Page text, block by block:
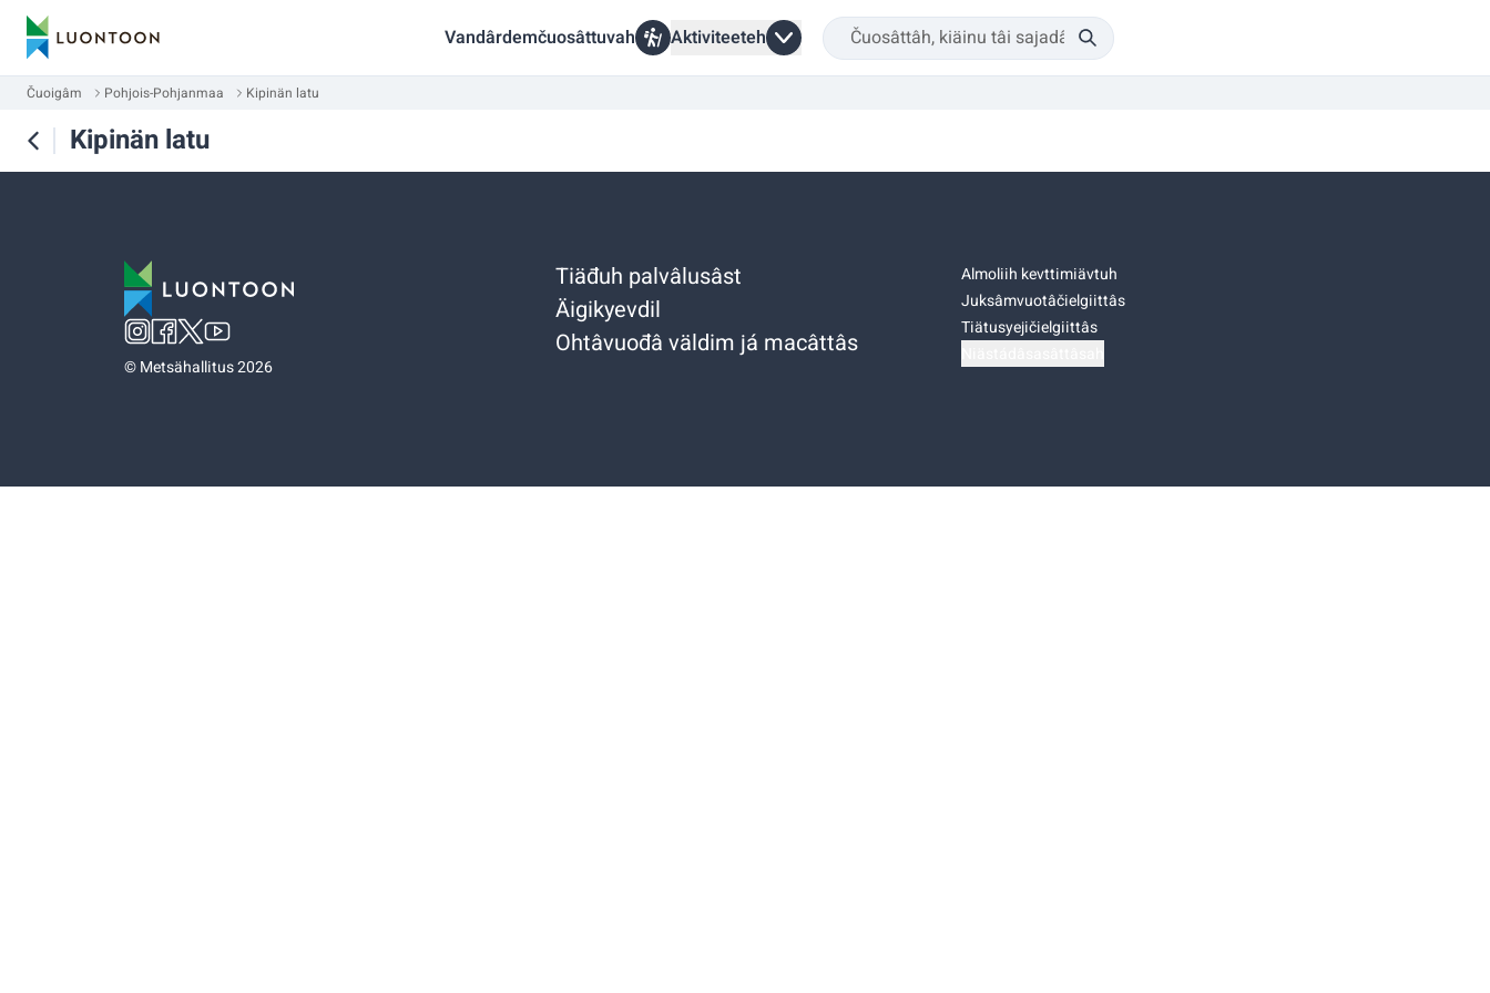
Vandârdemčuosâttuvah Aktiviteeteh
Čuoigâm Pohjois-Pohjanmaa Kipinän latu
Kipinän latu
©Metsähallitus 2026
Tiäđuh palvâlusâst
Äigikyevdil
Ohtâvuođâ väldim já macâttâs
Almoliih kevttimiävtuh
Juksâmvuotâčielgiittâs
Tiätusyejičielgiittâs